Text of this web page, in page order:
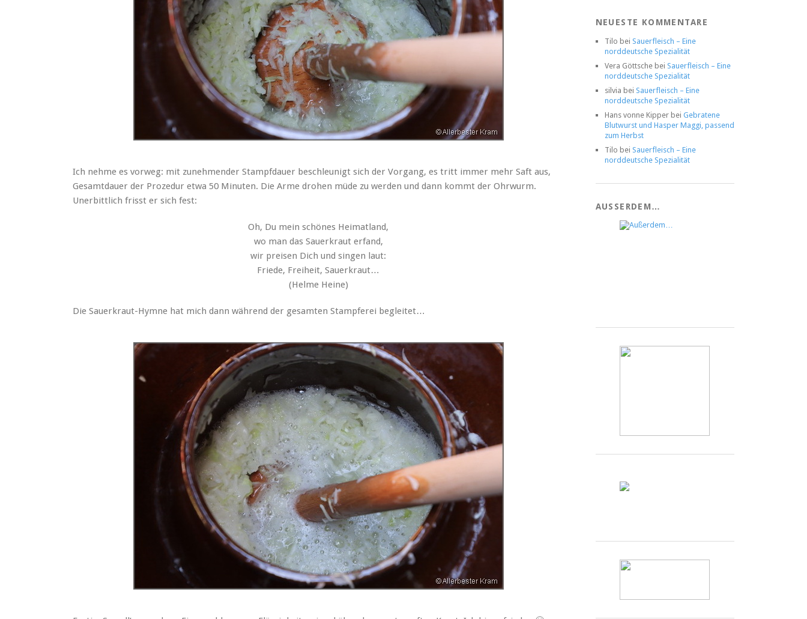
Ich nehme es vorweg: mit zunehmender Stampfdauer beschleunigt sich der Vorgang, es tritt immer mehr Saft aus,
Gesamtdauer der Prozedur etwa 50 Minuten. Die Arme drohen müde zu werden und dann kommt der Ohrwurm.
Unerbittlich frisst er sich fest:
Oh, Du mein schönes Heimatland,
wo man das Sauerkraut erfand,
wir preisen Dich und singen laut:
Friede, Freiheit, Sauerkraut…
(Helme Heine)
Die Sauerkraut-Hymne hat mich dann während der gesamten Stampferei begleitet…
NEUESTE KOMMENTARE
Tilo bei Sauerfleisch – Eine
norddeutsche Spezialität
Vera Göttschebei Sauerfleisch – Eine
norddeutsche Spezialität
silvia bei Sauerfleisch – Eine
norddeutsche Spezialität
Hans vonne Kipperbei Gebratene
Blutwurst und Hasper Maggi, passend
zum Herbst
Tilo bei Sauerfleisch – Eine
norddeutsche Spezialität
AUSSERDEM…